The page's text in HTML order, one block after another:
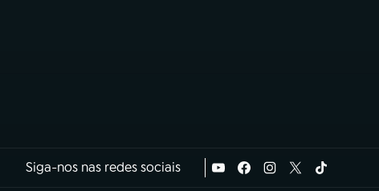
Siga-nos nas redes sociais